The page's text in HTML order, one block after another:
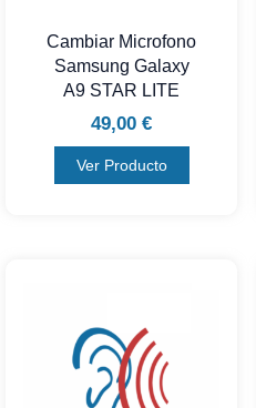
Cambiar Microfono
Samsung Galaxy
A9 STAR LITE
49,00 €
Ver Producto